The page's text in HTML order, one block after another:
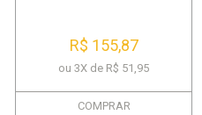
R$ 155,87
ou 3X de R$ 51,95
COMPRAR